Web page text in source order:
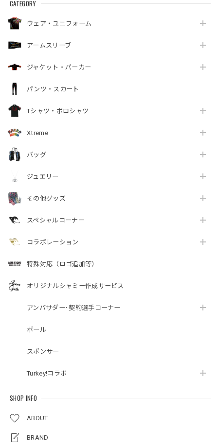
CATEGORY
ウェア・ユニフォーム
アームスリーブ
ジャケット・パーカー
パンツ・スカート
Tシャツ・ポロシャツ
Xtreme
バッグ
ジュエリー
その他グッズ
スペシャルコーナー
コラボレーション
特殊対応（ロゴ追加等）
オリジナルシャミー作成サービス
アンバサダー･契約選手コーナー
ボール
スポンサー
Turkey!コラボ
SHOP INFO
ABOUT
BRAND